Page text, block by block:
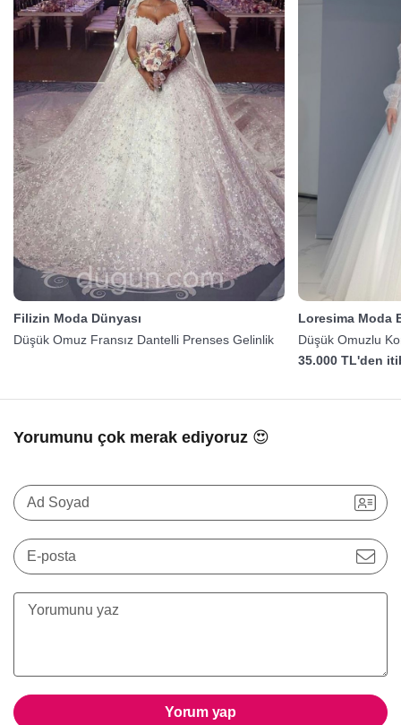
Filizin Moda Dünyası
Düşük Omuz Fransız Dantelli Prenses Gelinlik
Loresima Moda
Düşük Omuzlu
35.000 TL'den
Yorumunu çok merak ediyoruz 😍
Ad Soyad
E-posta
Yorum yap